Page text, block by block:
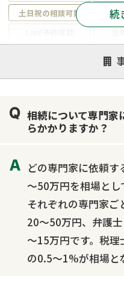
土日祝の相談可能
19
遺言書作成・遺言執行
相続手続き
成年後見・任意後見
相続トラブル
続
相続について専門家
らかかりますか？
どの専門家に依頼す
～50万円を相場とし
それぞれの専門家
20～50万円、弁護
～15万円です。税
の0.5～1%が相場と